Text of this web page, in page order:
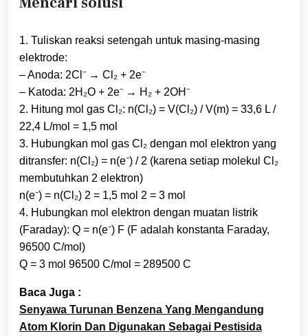
1. Tuliskan reaksi setengah untuk masing-masing
elektrode:
– Anoda: 2Cl⁻ → Cl₂ + 2e⁻
– Katoda: 2H₂O + 2e⁻ → H₂ + 2OH⁻
2. Hitung mol gas Cl₂: n(Cl₂) = V(Cl₂) / V(m) = 33,6 L /
22,4 L/mol = 1,5 mol
3. Hubungkan mol gas Cl₂ dengan mol elektron yang
ditransfer: n(Cl₂) = n(e⁻) / 2 (karena setiap molekul Cl₂
membutuhkan 2 elektron)
n(e⁻) = n(Cl₂) 2 = 1,5 mol 2 = 3 mol
4. Hubungkan mol elektron dengan muatan listrik
(Faraday): Q = n(e⁻) F (F adalah konstanta Faraday,
96500 C/mol)
Q = 3 mol 96500 C/mol = 289500 C
Baca Juga :
Senyawa Turunan Benzena Yang Mengandung
Atom Klorin Dan Digunakan Sebagai Pestisida